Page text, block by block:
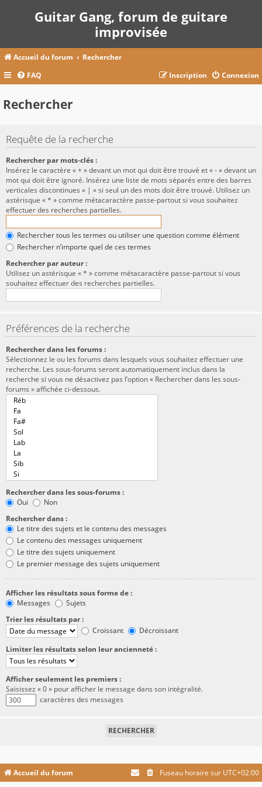
Guitar Gang, forum de guitare
improvisée
Accueil du forum
Rechercher
FAQ
Connexion
Inscription
Rechercher
Requête de la recherche
Rechercher par mots-clés :
Insérez le caractère « + » devant un mot qui doit être trouvé et « - » devant un
mot qui doit être ignoré. Insérez une liste de mots séparés entre des barres
verticales discontinues « | » si seul un des mots doit être trouvé. Utilisez un
astérisque « * » comme métacaractère passe-partout si vous souhaitez
effectuer des recherches partielles.
Rechercher tous les termes ou utiliser une question comme élément
Rechercher n’importe quel de ces termes
Rechercher par auteur :
Utilisez un astérisque « * » comme métacaractère passe-partout si vous
souhaitez effectuer des recherches partielles.
Préférences de la recherche
Rechercher dans les forums :
Sélectionnez le ou les forums dans lesquels vous souhaitez effectuer une
recherche. Les sous-forums seront automatiquement inclus dans la
recherche si vous ne désactivez pas l’option « Rechercher dans les sous-
forums » affichée ci-dessous.
Rechercher dans les sous-forums :
Oui
Non
Rechercher dans :
Le titre des sujets et le contenu des messages
Le contenu des messages uniquement
Le titre des sujets uniquement
Le premier message des sujets uniquement
Afficher les résultats sous forme de :
Messages
Sujets
Trier les résultats par :
Croissant
Décroissant
Limiter les résultats selon leur ancienneté :
Afficher seulement les premiers :
Saisissez « 0 » pour afficher le message dans son intégralité.
caractères des messages
Accueil du forum Fuseau horaire sur UTC+02:00